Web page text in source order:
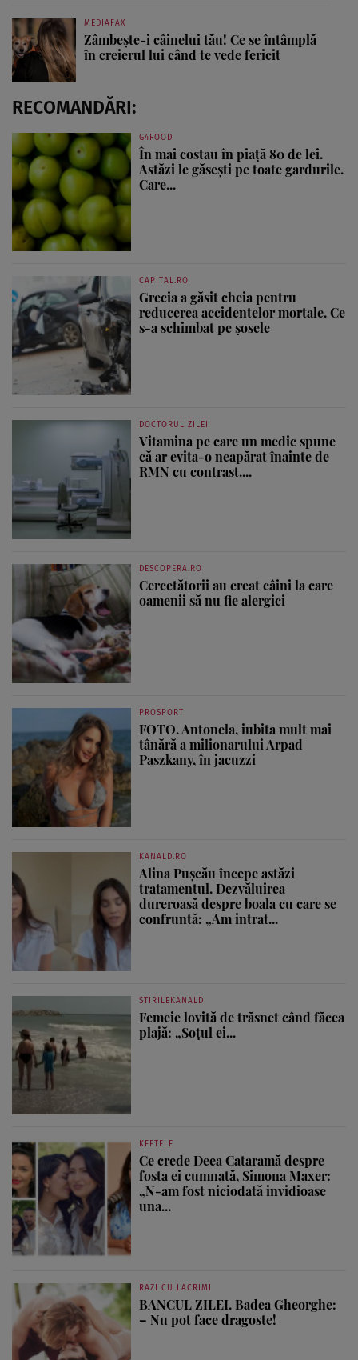
MEDIAFAX
Zâmbește-i câinelui tău! Ce se întâmplă
în creierul lui când te vede fericit
RECOMANDĂRI:
G4FOOD
În mai costau în piață 80 de lei.
Astăzi le găsești pe toate gardurile.
Care...
CAPITAL.RO
Grecia a găsit cheia pentru
reducerea accidentelor mortale. Ce
s-a schimbat pe șosele
DOCTORUL ZILEI
Vitamina pe care un medic spune
că ar evita-o neapărat înainte de
RMN cu contrast....
DESCOPERA.RO
Cercetătorii au creat câini la care
oamenii să nu fie alergici
PROSPORT
FOTO. Antonela, iubita mult mai
tânără a milionarului Arpad
Paszkany, în jacuzzi
KANALD.RO
Alina Pușcău începe astăzi
tratamentul. Dezvăluirea
dureroasă despre boala cu care se
confruntă: „Am intrat...
STIRILEKANALD
Femeie lovită de trăsnet când făcea
plajă: „Soțul ei...
KFETELE
Ce crede Deea Cataramă despre
fosta ei cumnată, Simona Maxer:
„N-am fost niciodată invidioase
una...
RAZI CU LACRIMI
BANCUL ZILEI. Badea Gheorghe:
– Nu pot face dragoste!